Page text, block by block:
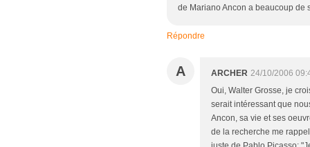
de Mariano Ancon a beaucoup de
Répondre
A ARCHER 24/10/2006
Oui, Walter Grosse, je
serait intéressant que
Ancon, sa vie et ses
de la recherche me